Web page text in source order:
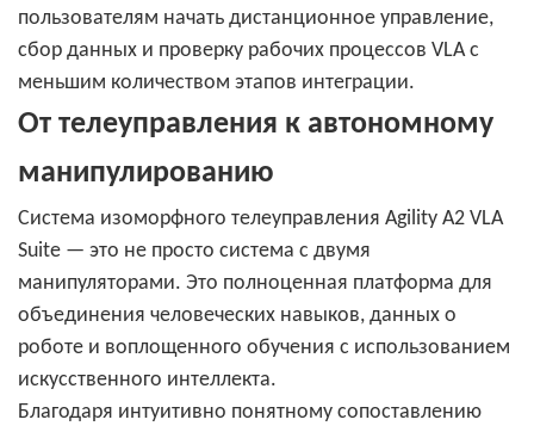
пользователям начать дистанционное управление,
сбор данных и проверку рабочих процессов VLA с
меньшим количеством этапов интеграции.
От телеуправления к автономному
манипулированию
Система изоморфного телеуправления Agility A2 VLA
Suite — это не просто система с двумя
манипуляторами. Это полноценная платформа для
объединения человеческих навыков, данных о
роботе и воплощенного обучения с использованием
искусственного интеллекта.
Благодаря интуитивно понятному сопоставлению